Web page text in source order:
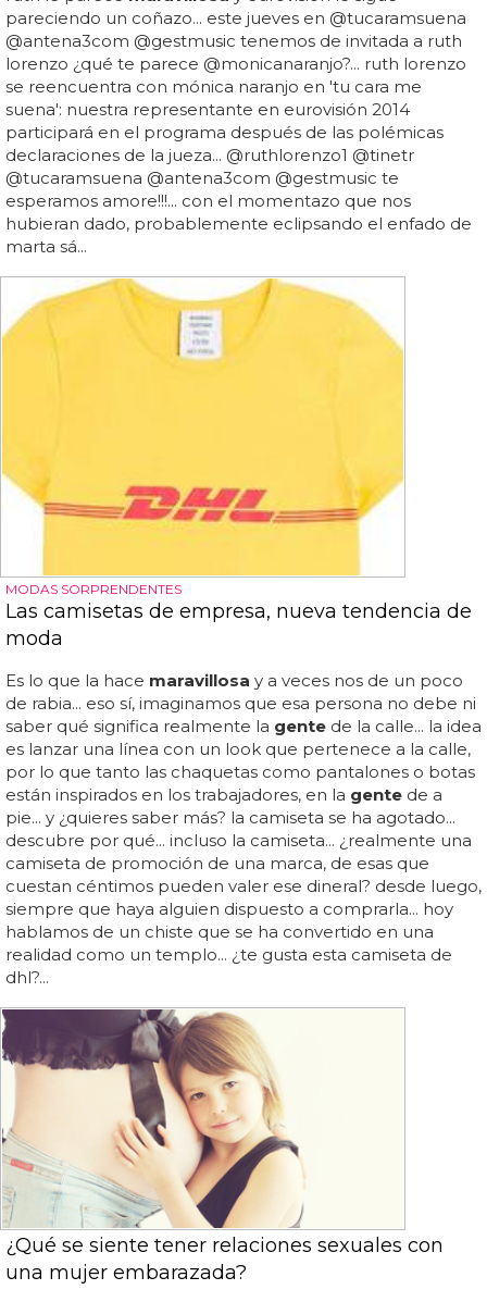
pareciendo un coñazo... este jueves en @tucaramsuena
@antena3com @gestmusic tenemos de invitada a ruth
lorenzo ¿qué te parece @monicanaranjo?... ruth lorenzo
se reencuentra con mónica naranjo en 'tu cara me
suena': nuestra representante en eurovisión 2014
participará en el programa después de las polémicas
declaraciones de la jueza... @ruthlorenzo1 @tinetr
@tucaramsuena @antena3com @gestmusic te
esperamos amore!!!... con el momentazo que nos
hubieran dado, probablemente eclipsando el enfado de
marta sá...
MODAS SORPRENDENTES
Las camisetas de empresa, nueva tendencia de
moda
Es lo que la hace maravillosa y a veces nos de un poco
de rabia... eso sí, imaginamos que esa persona no debe ni
saber qué significa realmente la gente de la calle... la idea
es lanzar una línea con un look que pertenece a la calle,
por lo que tanto las chaquetas como pantalones o botas
están inspirados en los trabajadores, en la gente de a
pie... y ¿quieres saber más? la camiseta se ha agotado...
descubre por qué... incluso la camiseta... ¿realmente una
camiseta de promoción de una marca, de esas que
cuestan céntimos pueden valer ese dineral? desde luego,
siempre que haya alguien dispuesto a comprarla... hoy
hablamos de un chiste que se ha convertido en una
realidad como un templo... ¿te gusta esta camiseta de
dhl?...
¿Qué se siente tener relaciones sexuales con
una mujer embarazada?